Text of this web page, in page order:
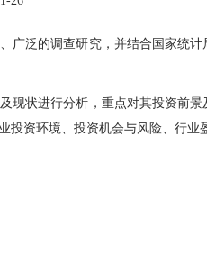
泛的调查研究，并结合国家统计
状进行分析，重点对其投资前景
资环境、投资机会与风险、行业